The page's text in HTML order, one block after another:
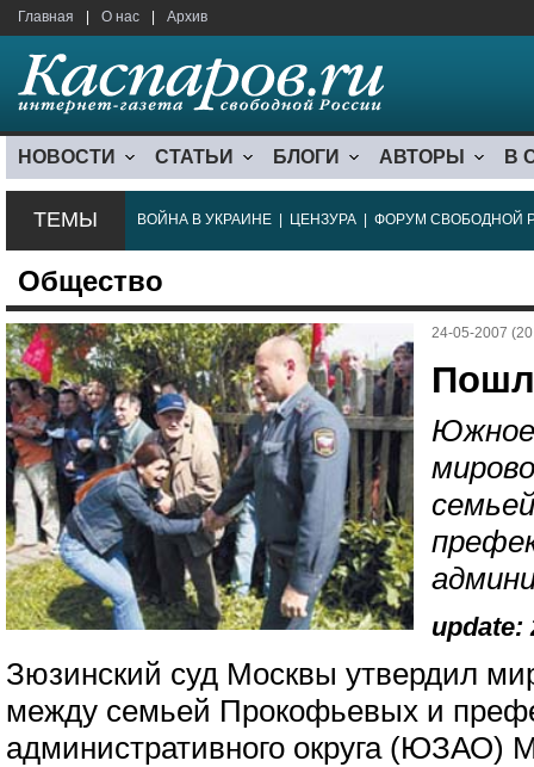
Главная О нас Архив
НОВОСТИ СТАТЬИ БЛОГИ АВТОРЫ В
ТЕМЫ ВОЙНА В УКРАИНЕ ЦЕНЗУРА ФОРУМ СВОБОДНОЙ
Общество
24-05-2007
Южное
update:
Зюзинский суд Москвы утвердил
между семьей Прокофьевых и
административного округа (ЮЗАО)